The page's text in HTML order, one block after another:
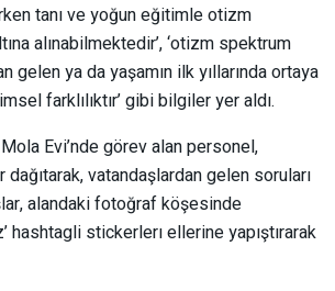
tanı ve yoğun eğitimle otizm
alınabilmektedir’, ‘otizm spektrum
gelen ya da yaşamın ilk yıllarında ortaya
farklılıktır’ gibi bilgiler yer aldı.
Evi’nde görev alan personel,
vatandaşlardan gelen soruları
alandaki fotoğraf köşesinde
hashtagli stickerlerı ellerine yapıştırarak